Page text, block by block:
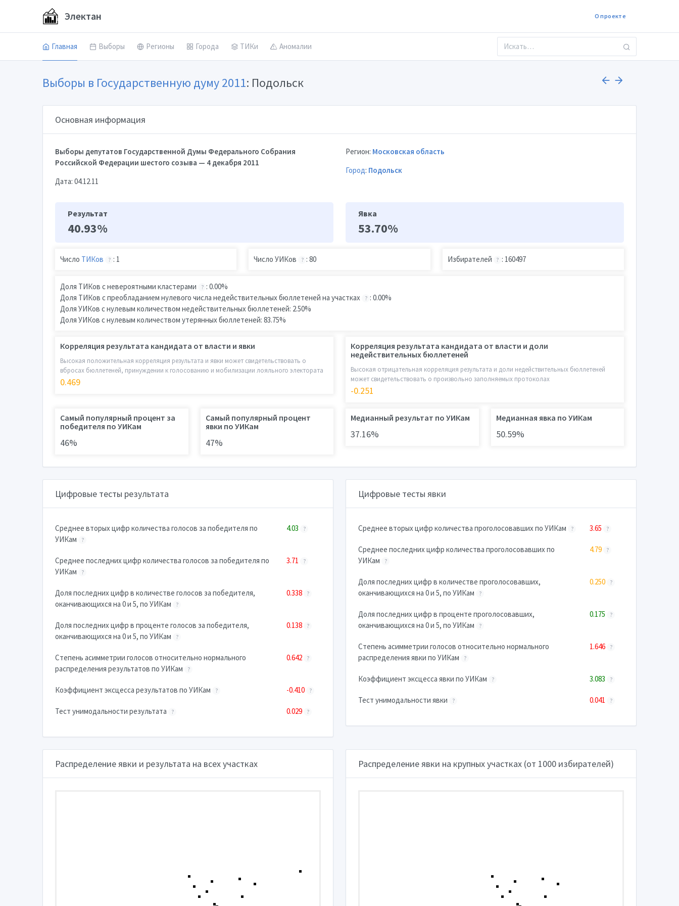
Электан О проекте
Главная Выборы Регионы Города ТИКи Аномалии
Выборы в Государственную думу 2011: Подольск
Основная информация
Выборы депутатов Государственной Думы Федерального Собрания
Российской Федерации шестого созыва — 4 декабря 2011
Дата: 04.12.11
Регион: Московская область
Город: Подольск
Результат
40.93%
Явка
53.70%
Число ТИКов ? : 1 Число УИКов ? : 80 Избирателей ? : 160497
Доля ТИКов с невероятными кластерами ? : 0.00%
Доля ТИКов с преобладанием нулевого числа недействительных бюллетеней на участках
? : 0.00%
Доля УИКов с нулевым количеством недействительных бюллетеней: 2.50%
Доля УИКов с нулевым количеством утерянных бюллетеней: 83.75%
Корреляция результата кандидата от власти и явки
Высокая положительная корреляция результата и явки может свидетельствовать о
вбросах бюллетеней, принуждении к голосованию и мобилизации лояльного электората
0.469
Корреляция результата кандидата от власти и доли
недействительных бюллетеней
Высокая отрицательная корреляция результата и доли недействительных бюллетеней
может свидетельствовать о произвольно заполняемых протоколах
-0.251
Самый популярный процент за
победителя по УИКам
46%
Самый популярный процент
явки по УИКам
47%
Медианный результат по УИКам
37.16%
Медианная явка по УИКам
50.59%
Цифровые тесты результата
Cреднее вторых цифр количества голосов за победителя по
УИКам
?
4.03 ?
Cреднее последних цифр количества голосов за победителя по
УИКам
?
3.71 ?
Доля последних цифр в количестве голосов за победителя,
оканчивающихся на 0 и 5, по УИКам
?
0.338 ?
Доля последних цифр в проценте голосов за победителя,
оканчивающихся на 0 и 5, по УИКам
?
0.138 ?
Степень асимметрии голосов относительно нормального
распределения результатов по УИКам
?
0.642 ?
Коэффициент эксцесса результатов по УИКам ? -0.410 ?
Тест унимодальности результата ? 0.029 ?
Цифровые тесты явки
Cреднее вторых цифр количества проголосовавших по УИКам ? 3.65 ?
Cреднее последних цифр количества проголосовавших по
УИКам
?
4.79 ?
Доля последних цифр в количестве проголосовавших,
оканчивающихся на 0 и 5, по УИКам
?
0.250 ?
Доля последних цифр в проценте проголосовавших,
оканчивающихся на 0 и 5, по УИКам
?
0.175 ?
Степень асимметрии голосов относительно нормального
распределения явки по УИКам
?
1.646 ?
Коэффициент эксцесса явки по УИКам ? 3.083 ?
Тест унимодальности явки ? 0.041 ?
Распределение явки и результата на всех участках Распределение явки на крупных участках (от 1000 избирателей)